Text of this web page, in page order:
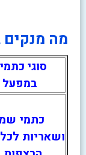
מה
סוגי
במפעל
כתמי
ושאריות